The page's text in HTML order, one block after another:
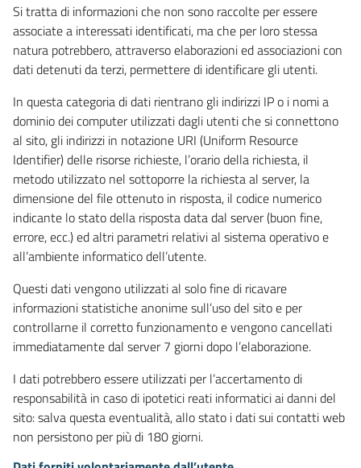
Si tratta di informazioni che non sono raccolte per essere
associate a interessati identificati, ma che per loro stessa
natura potrebbero, attraverso elaborazioni ed associazioni con
dati detenuti da terzi, permettere di identificare gli utenti.
In questa categoria di dati rientrano gli indirizzi IP o i nomi a
dominio dei computer utilizzati dagli utenti che si connettono
al sito, gli indirizzi in notazione URI (Uniform Resource
Identifier) delle risorse richieste, l’orario della richiesta, il
metodo utilizzato nel sottoporre la richiesta al server, la
dimensione del file ottenuto in risposta, il codice numerico
indicante lo stato della risposta data dal server (buon fine,
errore, ecc.) ed altri parametri relativi al sistema operativo e
all’ambiente informatico dell’utente.
Questi dati vengono utilizzati al solo fine di ricavare
informazioni statistiche anonime sull’uso del sito e per
controllarne il corretto funzionamento e vengono cancellati
immediatamente dal server 7 giorni dopo l’elaborazione.
I dati potrebbero essere utilizzati per l’accertamento di
responsabilità in caso di ipotetici reati informatici ai danni del
sito: salva questa eventualità, allo stato i dati sui contatti web
non persistono per più di 180 giorni.